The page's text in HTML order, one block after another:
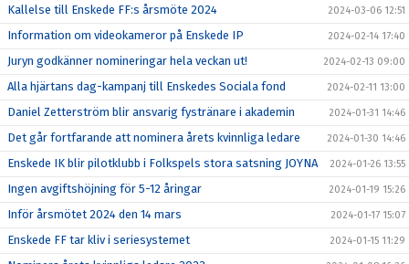
Kallelse till Enskede FF:s årsmöte 2024 2024-03-06 12:51
Information om videokameror på Enskede IP 2024-02-14 17:40
Juryn godkänner nomineringar hela veckan ut! 2024-02-13 09:00
Alla hjärtans dag-kampanj till Enskedes Sociala fond 2024-02-11 13:00
Daniel Zetterström blir ansvarig fystränare i akademin 2024-01-31 14:46
Det går fortfarande att nominera årets kvinnliga ledare 2024-01-30 14:46
Enskede IK blir pilotklubb i Folkspels stora satsning JOYNA 2024-01-26 13:55
Ingen avgiftshöjning för 5-12 åringar 2024-01-19 15:26
Inför årsmötet 2024 den 14 mars 2024-01-17 15:07
Enskede FF tar kliv i seriesystemet 2024-01-15 11:29